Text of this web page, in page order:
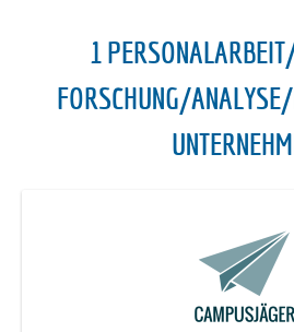
1
FORSCHUNG/